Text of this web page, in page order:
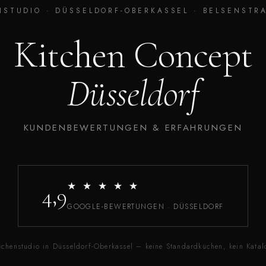
· DÜSSELDORF-OBERKASSEL ·
Kitchen Concept
Düsseldorf
KUNDENBEWERTUNGEN & ERFAHRUNGEN
4,9★ ★ ★ ★ ★
GOOGLE-BEWERTUNGEN · DÜSSELDORF
in Düsseldorf-Oberkassel – keine Standardküchen, kein